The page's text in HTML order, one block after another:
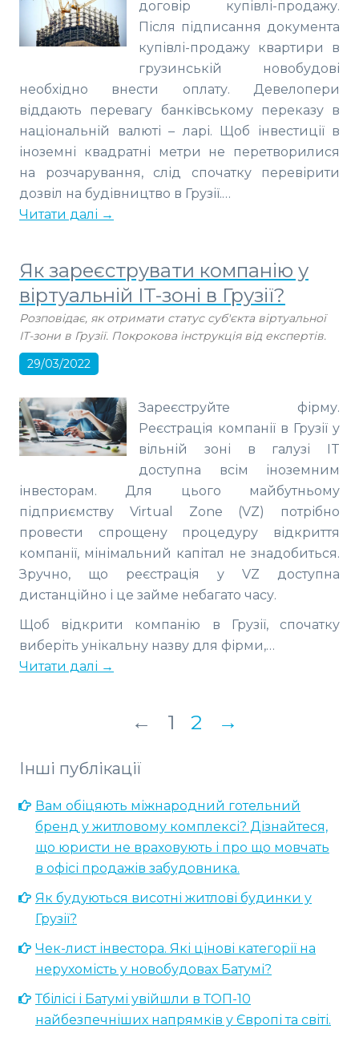
договір купівлі-продажу.
Після підписання документа
купівлі-продажу квартири в
грузинській новобудові
необхідно внести оплату. Девелопери
віддають перевагу банківському переказу в
національній валюті – ларі. Щоб інвестиції в
іноземні квадратні метри не перетворилися
на розчарування, слід спочатку перевірити
дозвіл на будівництво в Грузії.…
Читати далі →
Як зареєструвати компанію у
віртуальній IT-зоні в Грузії?
Розповідає, як отримати статус суб'єкта віртуальної
ІТ-зони в Грузії. Покрокова інструкція від експертів.
29/03/2022
Зареєструйте фірму.
Реєстрація компанії в Грузії у
вільній зоні в галузі IT
доступна всім іноземним
інвесторам. Для цього майбутньому
підприємству Virtual Zone (VZ) потрібно
провести спрощену процедуру відкриття
компанії, мінімальний капітал не знадобиться.
Зручно, що реєстрація у VZ доступна
дистанційно і це займе небагато часу.
Щоб відкрити компанію в Грузії, спочатку
виберіть унікальну назву для фірми,…
Читати далі →
← 1 2 →
Інші публікації
Вам обіцяють міжнародний готельний
бренд у житловому комплексі? Дізнайтеся,
що юристи не враховують і про що мовчать
в офісі продажів забудовника.
Як будуються висотні житлові будинки у
Грузії?
Чек-лист інвестора. Які цінові категорії на
нерухомість у новобудовах Батумі?
Тбілісі і Батумі увійшли в ТОП-10
найбезпечніших напрямків у Європі та світі.